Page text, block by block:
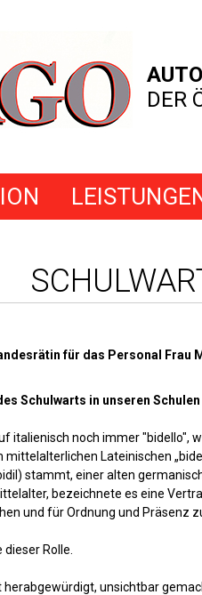
DER
für das Personal Frau
Schulwarts in unseren Schulen
italienisch noch immer "bidello",
mittelalterlichen Lateinischen
stammt, einer alten
bezeichnete es eine
und für Ordnung und Präsenz
Rolle.
herabgewürdigt, unsichtbar